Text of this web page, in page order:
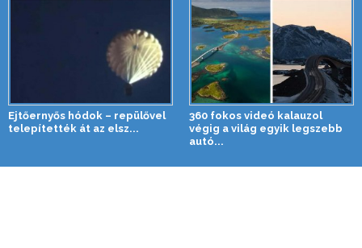
Ejtőernyős hódok – repülővel
telepítették át az elsz...
360 fokos videó kalauzol
végig a világ egyik legszebb
autó...